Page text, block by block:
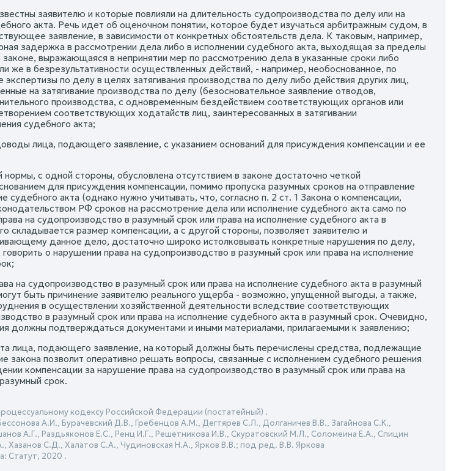
заявителю и которые повлияли на длительность судопроизводства по делу или на
акта. Речь идет об оценочном понятии, которое будет изучаться арбитражным судом, в
заявление, в зависимости от конкретных обстоятельств дела. К таковым, например,
задержка в рассмотрении дела либо в исполнении судебного акта, выходящая за пределы
законе, выражающаяся в непринятии мер по рассмотрению дела в указанные сроки либо
же в безрезультативности осуществленных действий, - например, необоснованное, по
экспертизы по делу в целях затягивания производства по делу либо действия других лиц,
на затягивание производства по делу (безосновательное заявление отводов,
производства, с одновременным бездействием соответствующих органов или
соответствующих ходатайств лиц, заинтересованных в затягивании
судебного акта;
лица, подающего заявление, с указанием оснований для присуждения компенсации и ее
с одной стороны, обусловлена отсутствием в законе достаточно четкой
для присуждения компенсации, помимо пропуска разумных сроков на отправление
судебного акта (однако нужно учитывать, что, согласно п. 2 ст. 1 Закона о компенсации,
РФ сроков на рассмотрение дела или исполнение судебного акта само по
на судопроизводство в разумный срок или права на исполнение судебного акта в
складывается размер компенсации, а с другой стороны, позволяет заявителю и
данное дело, достаточно широко истолковывать конкретные нарушения по делу,
о нарушении права на судопроизводство в разумный срок или права на исполнение
на судопроизводство в разумный срок или права на исполнение судебного акта в разумный
быть причинение заявителю реального ущерба - возможно, упущенной выгоды, а также,
в осуществлении хозяйственной деятельности вследствие соответствующих
в разумный срок или права на исполнение судебного акта в разумный срок. Очевидно,
должны подтверждаться документами и иными материалами, прилагаемыми к заявлению;
лица, подающего заявление, на который должны быть перечислены средства, подлежащие
закона позволит оперативно решать вопросы, связанные с исполнением судебного решения
компенсации за нарушение права на судопроизводство в разумный срок или права на
срок.
кодексу Российской Федерации (постатейный) .
А.И., Бурачевский Д.В., Гребенцов А.М., Дегтярев С.Л., Долганичев В.В., Загайнова С.К.,
А.Г., Раздьяконов Е.С., Ренц И.Г., Решетникова И.В., Скуратовский М.Л., Соломеина Е.А., Спицин
Хазанов С.Д., Халатов С.А., Чудиновская Н.А., Ярков В.В.; под ред. В.В. Яркова
Статут, 2020 .